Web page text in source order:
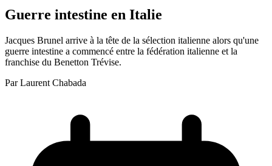
Guerre intestine en Italie
Jacques Brunel arrive à la tête de la sélection italienne alors qu'une
guerre intestine a commencé entre la fédération italienne et la
franchise du Benetton Trévise.
Par Laurent Chabada